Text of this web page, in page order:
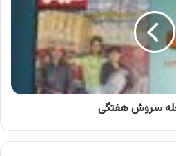
سروش هفتگی